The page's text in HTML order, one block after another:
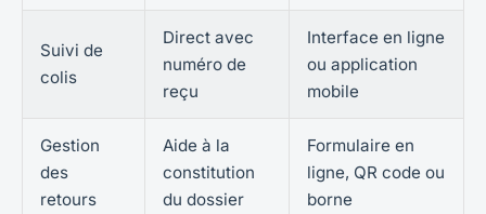
Suivi de
colis
Direct avec
numéro de
reçu
Interface en ligne
ou application
mobile
Gestion
des
retours
Aide à la
constitution
du dossier
Formulaire en
ligne, QR code ou
borne